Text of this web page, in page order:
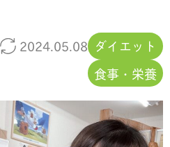
2024.05.08 ダイエット
食事・栄養